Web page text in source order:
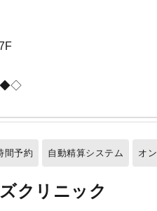
間予約 自動精算システム オ
クリニック